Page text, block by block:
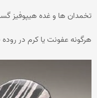
تخمدان ها و غده هیپوفیز
هرگونه عفونت یا کرم در